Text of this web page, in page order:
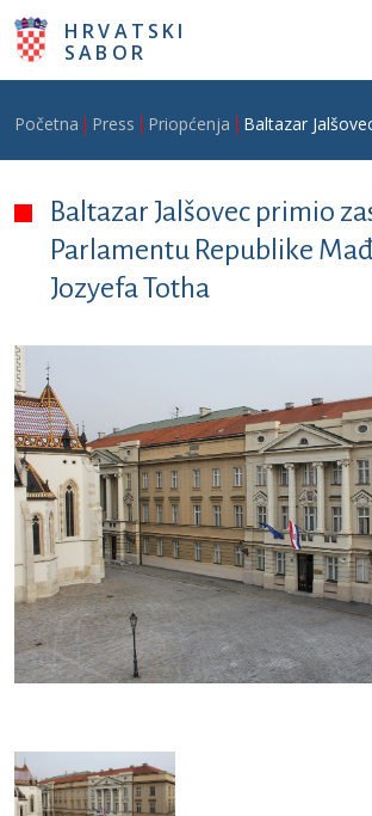
Skoči na glavni sadržaj
HRVATSKI
SABOR
Breadcrumb
Početna Press Priopćenja Baltazar
Baltazar Jalšovec primio
Parlamentu Republike
Jozyefa Totha